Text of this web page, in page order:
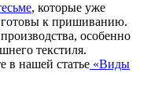
, которые уже
готовы к пришиванию.
особенно
текстиля.
в нашей статье «Виды